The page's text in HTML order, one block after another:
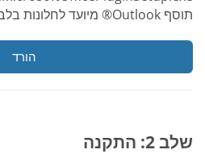
תוסף Outlook® מיועד לחלונות בלבד.
הורד
שלב 2: התקנה